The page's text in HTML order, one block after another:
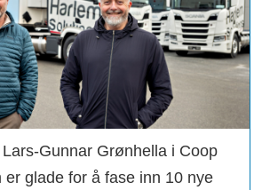
Gunnar Grønhella i Coop
er glade for å fase inn 10 nye